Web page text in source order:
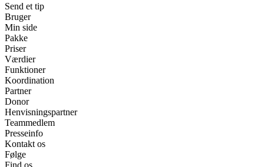
Send et tip
Bruger
Min side
Pakke
Priser
Værdier
Funktioner
Koordination
Partner
Donor
Henvisningspartner
Teammedlem
Presseinfo
Kontakt os
Følge